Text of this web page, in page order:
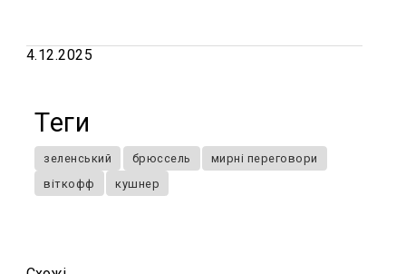
4.12.2025
Теги
зеленський брюссель
мирні переговори
віткофф
кушнер